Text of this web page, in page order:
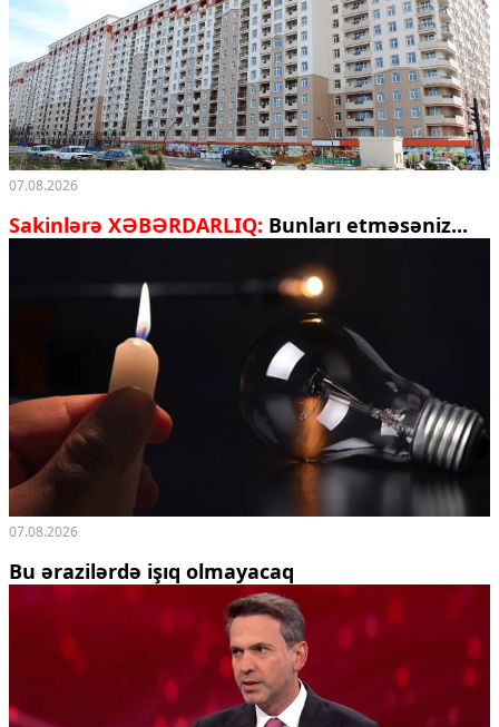
07.08.2026
Sakinlərə XƏBƏRDARLIQ: Bunları etməsəniz...
07.08.2026
Bu ərazilərdə işıq olmayacaq